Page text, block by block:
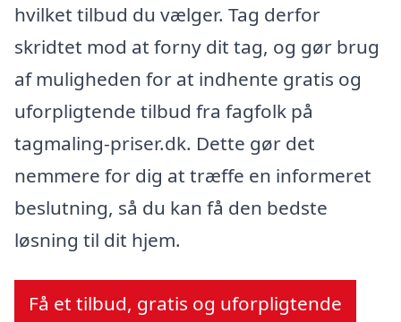
hvilket tilbud du vælger. Tag derfor
skridtet mod at forny dit tag, og gør brug
af muligheden for at indhente gratis og
uforpligtende tilbud fra fagfolk på
tagmaling-priser.dk. Dette gør det
nemmere for dig at træffe en informeret
beslutning, så du kan få den bedste
løsning til dit hjem.
Få et tilbud, gratis og uforpligtende